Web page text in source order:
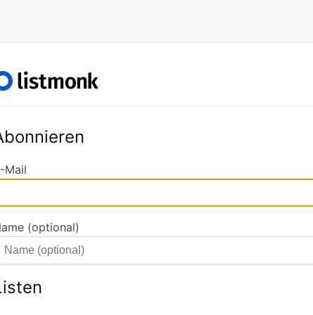
Mail
(optional)